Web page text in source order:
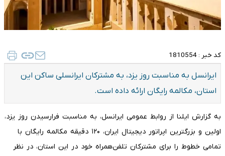
کد خبر : 1810554
ایرانسل به مناسبت روز یزد، به مشترکان ایرانسلی ساکن این
استان، مکالمه رایگان ارائه داده است.
به گزارش ایلنا از روابط عمومی ایرانسل، به مناسبت فرارسیدن روز یزد،
اولین و بزرگترین اپراتور دیجیتال ایران، ۱۲۰ دقیقه مکالمه رایگان با
تمامی خطوط را برای مشترکان تلفن‌همراه خود در این استان، در نظر